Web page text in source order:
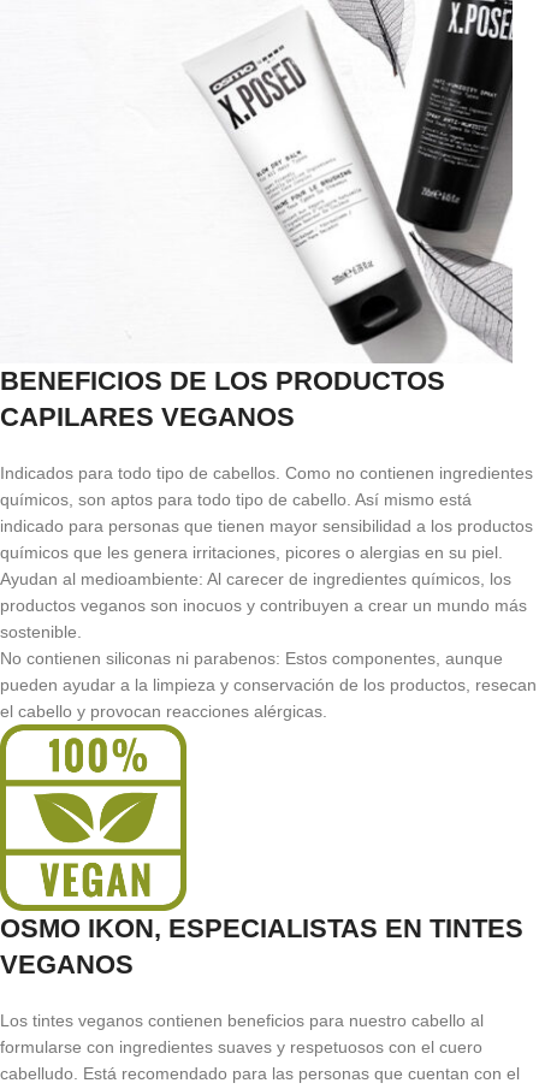
BENEFICIOS DE LOS PRODUCTOS
CAPILARES VEGANOS
Indicados para todo tipo de cabellos. Como no contienen ingredientes
químicos, son aptos para todo tipo de cabello. Así mismo está
indicado para personas que tienen mayor sensibilidad a los productos
químicos que les genera irritaciones, picores o alergias en su piel.
Ayudan al medioambiente: Al carecer de ingredientes químicos, los
productos veganos son inocuos y contribuyen a crear un mundo más
sostenible.
No contienen siliconas ni parabenos: Estos componentes, aunque
pueden ayudar a la limpieza y conservación de los productos, resecan
el cabello y provocan reacciones alérgicas.
OSMO IKON, ESPECIALISTAS EN TINTES
VEGANOS
Los tintes veganos contienen beneficios para nuestro cabello al
formularse con ingredientes suaves y respetuosos con el cuero
cabelludo. Está recomendado para las personas que cuentan con el